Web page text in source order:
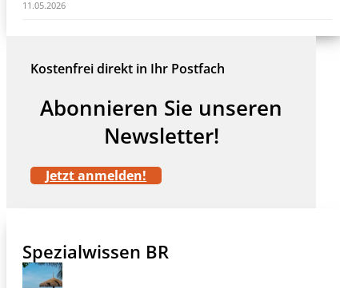
11.05.2026
Kostenfrei direkt in Ihr Postfach
Abonnieren Sie unseren
Newsletter!
Jetzt anmelden!
Spezialwissen BR